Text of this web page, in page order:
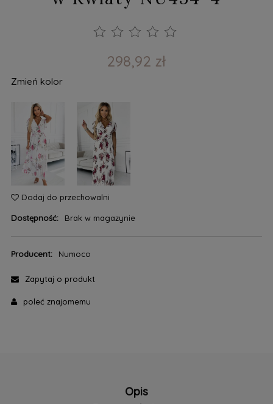
298,92 zł
Zmień kolor
Dodaj do przechowalni
Dostępność: Brak w magazynie
Producent: Numoco
Zapytaj o produkt
poleć znajomemu
Opis